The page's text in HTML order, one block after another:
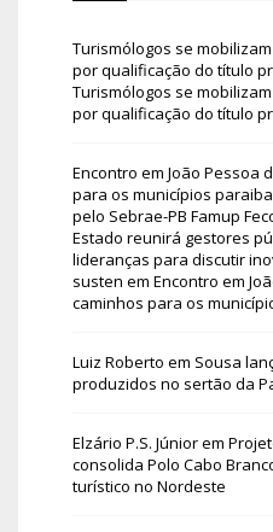
Turismólogos se
por qualificação do título
Turismólogos se
por qualificação do título
Encontro em João Pessoa
para os municípios
pelo Sebrae-PB Famup
Estado reunirá gestores
lideranças para discutir
susten em Encontro em
caminhos para os
Luiz Roberto em Sousa
produzidos no sertão da
Elzário P.S. Júniorem
consolida Polo Cabo
turístico no Nordeste